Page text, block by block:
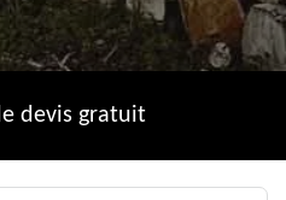
devis gratuit